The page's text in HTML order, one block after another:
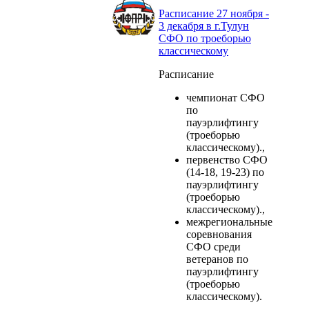
Расписание 27 ноября -
3 декабря в г.Тулун
СФО по троеборью
классическому
Расписание
чемпионат СФО
по
пауэрлифтингу
(троеборью
классическому).,
первенство СФО
(14-18, 19-23) по
пауэрлифтингу
(троеборью
классическому).,
межрегиональные
соревнования
СФО среди
ветеранов по
пауэрлифтингу
(троеборью
классическому).